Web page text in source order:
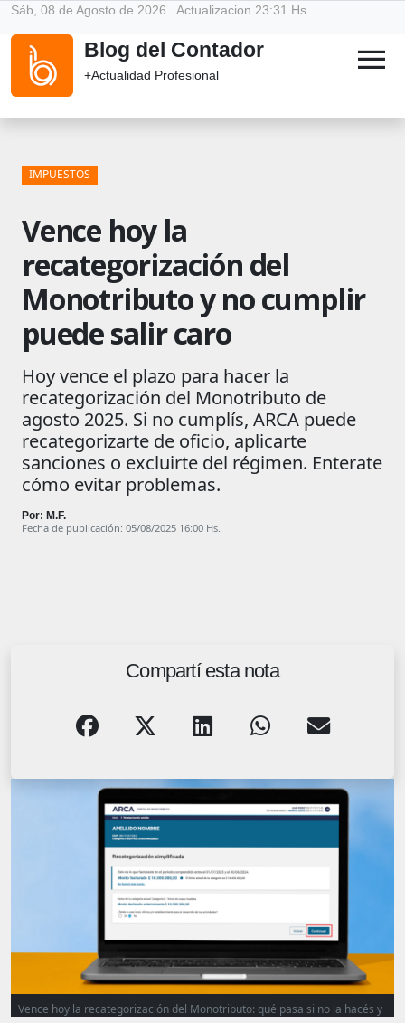
Sáb, 08 de Agosto de 2026 . Actualizacion 23:31 Hs.
Blog del Contador
+Actualidad Profesional menu
IMPUESTOS
Vence hoy la
recategorización del
Monotributo y no cumplir
puede salir caro
Hoy vence el plazo para hacer la
recategorización del Monotributo de
agosto 2025. Si no cumplís, ARCA puede
recategorizarte de oficio, aplicarte
sanciones o excluirte del régimen. Enterate
cómo evitar problemas.
Por: M.F.
Fecha de publicación: 05/08/2025 16:00 Hs.
Compartí esta nota
Vence hoy la recategorización del Monotributo: qué pasa si no la hacés y